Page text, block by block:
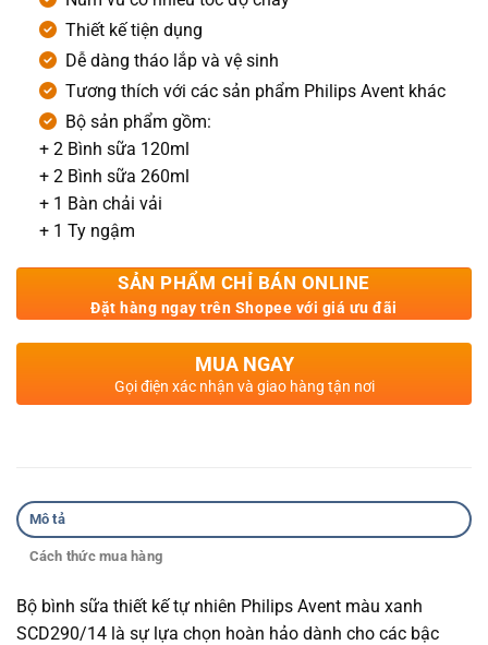
Thiết kế tiện dụng
Dễ dàng tháo lắp và vệ sinh
Tương thích với các sản phẩm Philips Avent khác
Bộ sản phẩm gồm:
+ 2 Bình sữa 120ml
+ 2 Bình sữa 260ml
+ 1 Bàn chải vải
+ 1 Ty ngậm
SẢN PHẨM CHỈ BÁN ONLINE
Đặt hàng ngay trên Shopee với giá ưu đãi
MUA NGAY
Gọi điện xác nhận và giao hàng tận nơi
Mô tả
Cách thức mua hàng
Bộ bình sữa thiết kế tự nhiên Philips Avent màu xanh
SCD290/14 là sự lựa chọn hoàn hảo dành cho các bậc